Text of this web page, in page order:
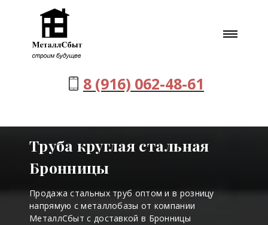
8 (916) 062-48-61
Труба круглая стальная
Бронницы
Продажа стальных труб оптом и в розницу
напрямую с металлобазы от компании
МеталлСбыт с доставкой в Бронницы